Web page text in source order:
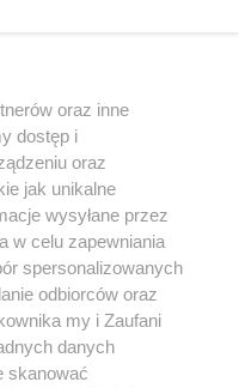
Youtube
oraz inne
dostęp i
oraz
jak unikalne
wysyłane przez
w celu zapewniania
spersonalizowanych
odbiorców oraz
my i Zaufani
danych
skanować